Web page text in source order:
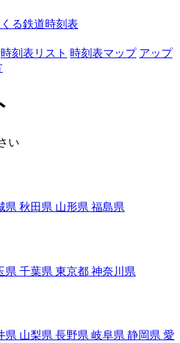
る鉄道時刻表
時刻表リスト 時刻表マップ アップ
い
県 秋田県 山形県 福島県
県 千葉県 東京都 神奈川県
県 山梨県 長野県 岐阜県 静岡県 愛